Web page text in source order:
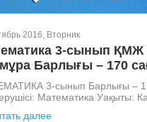
2016, Вторник
3-сынып ҚМЖ
Барлығы – 170
3-сынып Барлығы –
Математика Уақыты:
далее